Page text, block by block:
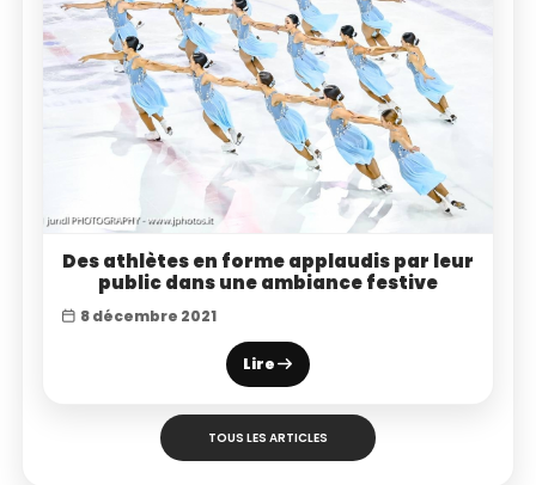
Des athlètes en forme applaudis par leur
public dans une ambiance festive
8 décembre 2021
Lire
TOUS LES ARTICLES